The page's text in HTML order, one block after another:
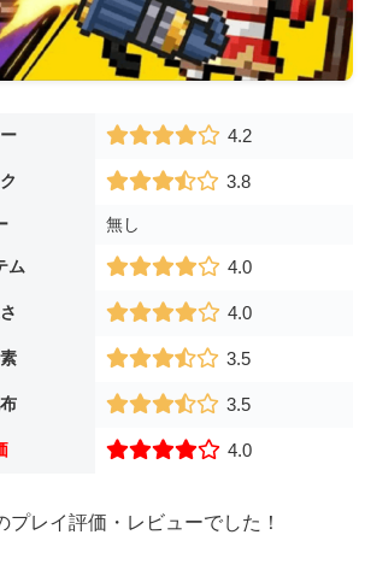
4.2
3.8
無し
ム 4.0
4.0
3.5
3.5
4.0
プレイ評価・レビューでした！